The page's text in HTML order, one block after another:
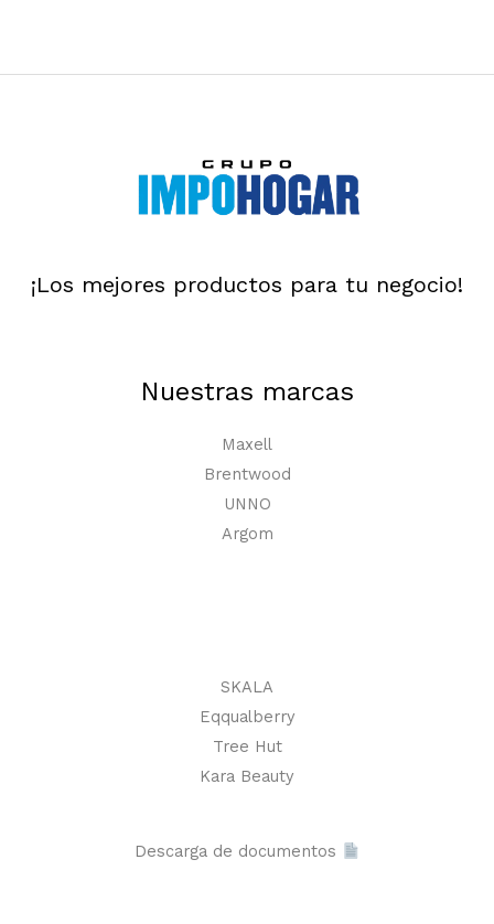
¡Los mejores productos para tu negocio!
Nuestras marcas
Maxell
Brentwood
UNNO
Argom
SKALA
Eqqualberry
Tree Hut
Kara Beauty
Descarga de documentos